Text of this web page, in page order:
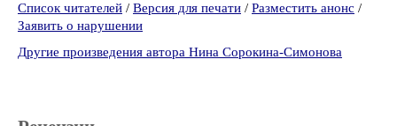
Список читателей / Версия для печати / Разместить анонс /
Заявить о нарушении
Другие произведения автора Нина Сорокина-Симонова